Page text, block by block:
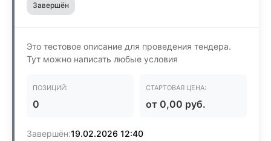
Завершён
Это тестовое описание для проведения тендера.
Тут можно написать любые условия
ПОЗИЦИЙ:
0
СТАРТОВАЯ ЦЕНА:
от 0,00 руб.
Завершён:19.02.2026 12:40